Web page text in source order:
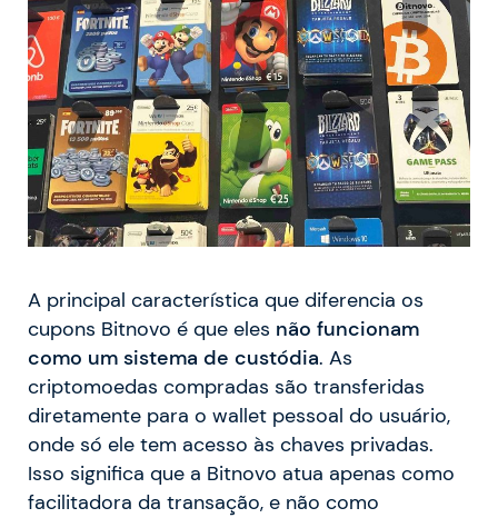
A principal característica que diferencia os
cupons Bitnovo é que eles não funcionam
como um sistema de custódia. As
criptomoedas compradas são transferidas
diretamente para o wallet pessoal do usuário,
onde só ele tem acesso às chaves privadas.
Isso significa que a Bitnovo atua apenas como
facilitadora da transação, e não como